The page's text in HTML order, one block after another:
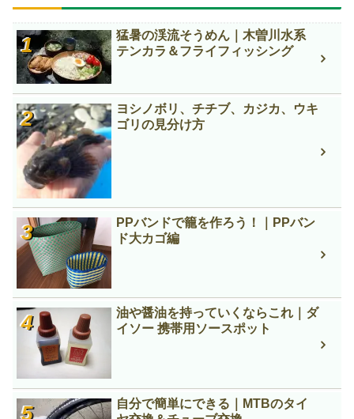
猛暑の渓流そうめん｜木曽川水系
テンカラ＆フライフィッシング
ヨシノボリ、チチブ、カジカ、ウキ
ゴリの見分け方
PPバンドで籠を作ろう！｜PPバン
ド大カゴ編
油や醤油を持っていくならこれ｜ダ
イソー 携帯用ソースポット
自分で簡単にできる｜MTBのタイ